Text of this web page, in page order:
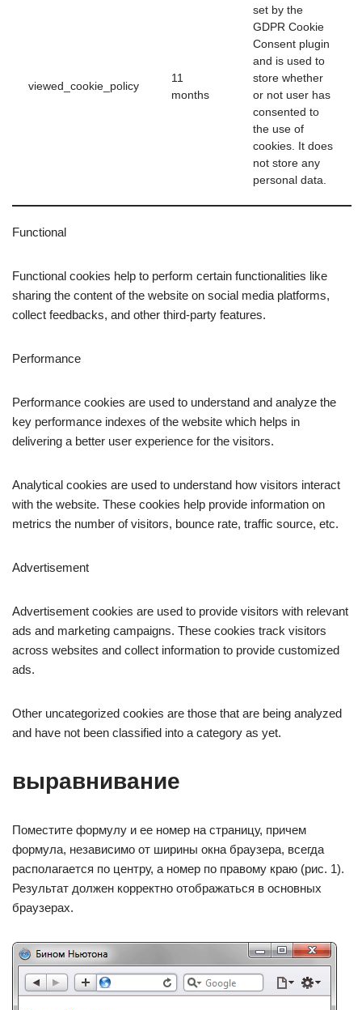
viewed_cookie_policy
11
months
set by the
GDPR Cookie
Consent plugin
and is used to
store whether
or not user has
consented to
the use of
cookies. It does
not store any
personal data.
Functional
Functional cookies help to perform certain functionalities like
sharing the content of the website on social media platforms,
collect feedbacks, and other third-party features.
Performance
Performance cookies are used to understand and analyze the
key performance indexes of the website which helps in
delivering a better user experience for the visitors.
Analytical cookies are used to understand how visitors interact
with the website. These cookies help provide information on
metrics the number of visitors, bounce rate, traffic source, etc.
Advertisement
Advertisement cookies are used to provide visitors with relevant
ads and marketing campaigns. These cookies track visitors
across websites and collect information to provide customized
ads.
Other uncategorized cookies are those that are being analyzed
and have not been classified into a category as yet.
выравнивание
Поместите формулу и ее номер на страницу, причем
формула, независимо от ширины окна браузера, всегда
располагается по центру, а номер по правому краю (рис. 1).
Результат должен корректно отображаться в основных
браузерах.